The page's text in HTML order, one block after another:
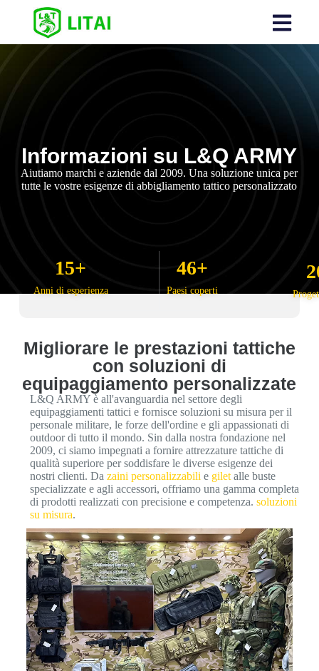
Informazioni su L&Q ARMY
Aiutiamo marchi e aziende dal 2009. Una soluzione unica per
tutte le vostre esigenze di abbigliamento tattico personalizzato
Anni di esperienza
15+
Paesi coperti
46+
Migliorare le prestazioni tattiche
con soluzioni di
equipaggiamento personalizzate
L&Q ARMY è all'avanguardia nel settore degli
equipaggiamenti tattici e fornisce soluzioni su misura per il
personale militare, le forze dell'ordine e gli appassionati di
outdoor di tutto il mondo. Sin dalla nostra fondazione nel
2009, ci siamo impegnati a fornire attrezzature tattiche di
qualità superiore per soddisfare le diverse esigenze dei
nostri clienti. Da zaini personalizzabili e giletalle buste
specializzate e agli accessori, offriamo una gamma completa
di prodotti realizzati con precisione e competenza. soluzioni
su misura.